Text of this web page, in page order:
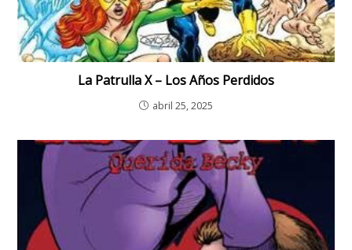
La Patrulla X – Los Años Perdidos
abril 25, 2025